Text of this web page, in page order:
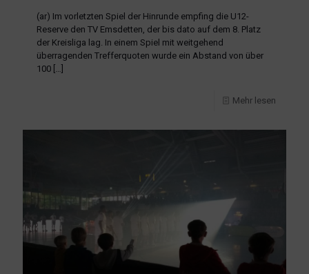
(ar) Im vorletzten Spiel der Hinrunde empfing die U12-
Reserve den TV Emsdetten, der bis dato auf dem 8. Platz
der Kreisliga lag. In einem Spiel mit weitgehend
überragenden Trefferquoten wurde ein Abstand von über
100
Mehr lesen